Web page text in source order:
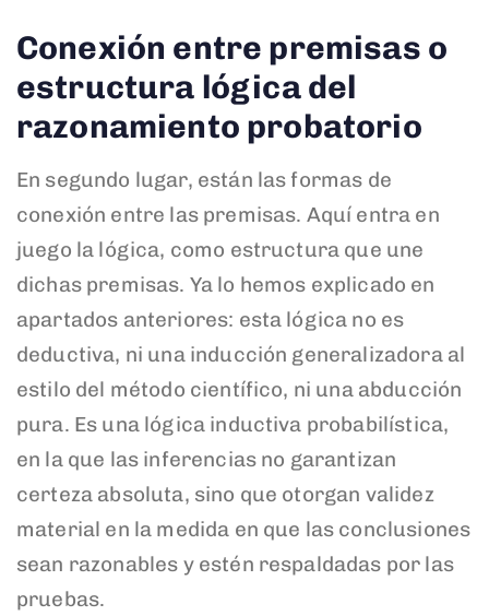
Conexión entre premisas o
estructura lógica del
razonamiento probatorio
En segundo lugar, están las formas de
conexión entre las premisas. Aquí entra en
juego la lógica, como estructura que une
dichas premisas. Ya lo hemos explicado en
apartados anteriores: esta lógica no es
deductiva, ni una inducción generalizadora al
estilo del método científico, ni una abducción
pura. Es una lógica inductiva probabilística,
en la que las inferencias no garantizan
certeza absoluta, sino que otorgan validez
material en la medida en que las conclusiones
sean razonables y estén respaldadas por las
pruebas.